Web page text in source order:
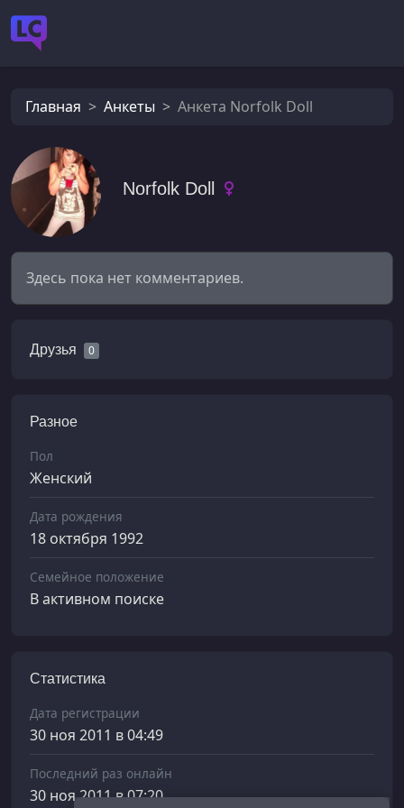
Главная Анкеты Анкета Norfolk Doll
Norfolk Doll
Здесь пока нет комментариев.
Друзья 0
Разное
Пол
Женский
Дата рождения
18 октября 1992
Семейное положение
В активном поиске
Статистика
Дата регистрации
30 ноя 2011 в 04:49
Последний раз онлайн
30 ноя 2011 в 07:20